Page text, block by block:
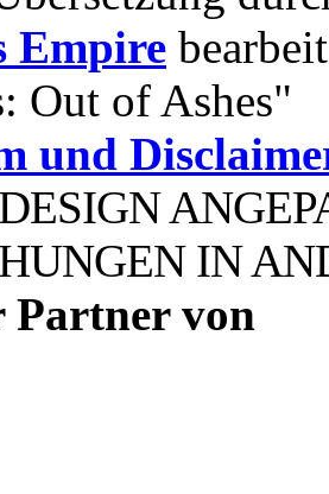
Empire
Out of Ashes"
und
DESIGN
IN
Partner von